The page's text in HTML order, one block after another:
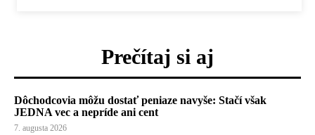
Prečítaj si aj
Dôchodcovia môžu dostať peniaze navyše: Stačí však
JEDNA vec a nepríde ani cent
7. augusta 2026